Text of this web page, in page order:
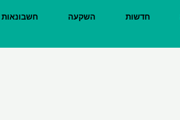
חדשות השקעה
חשבונאות